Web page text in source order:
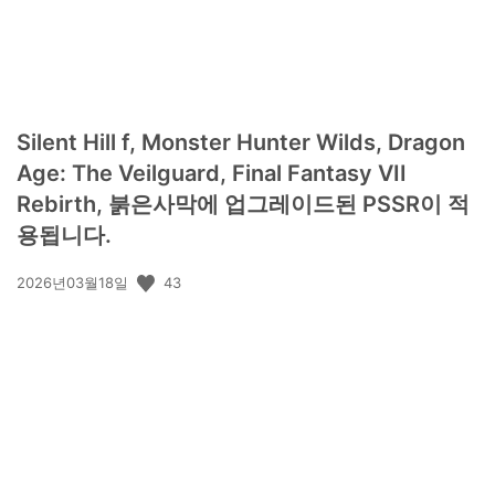
Silent Hill f, Monster Hunter Wilds, Dragon
Age: The Veilguard, Final Fantasy VII
Rebirth, 붉은사막에 업그레이드된 PSSR이 적
용됩니다.
공
2026년03월18일 43